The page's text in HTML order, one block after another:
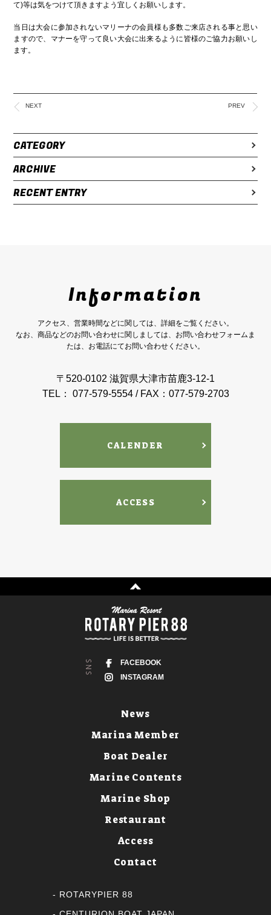
て)等は気をつけて頂きますよう宜しくお願いします。
当日は大会に参加されないマリーナの会員様も多数ご来店される事と思い
ますので、マナーを守って良い大会に出来るように皆様のご協力お願いし
ます。
NEXT PREV
CATEGORY
ARCHIVE
RECENT ENTRY
Information
アクセス、営業時間などに関しては、詳細をご覧ください。
なお、商品などのお問い合わせに関しましては、お問い合わせフォームま
たは、お電話にてお問い合わせください。
〒520-0102 滋賀県大津市苗鹿3-12-1
TEL： 077-579-5554 / FAX：077-579-2703
CALENDER
ACCESS
FACEBOOK
INSTAGRAM
News
Marina Member
Boat Dealer
Marine Contents
Marine Shop
Restaurant
Access
Contact
ROTARYPIER 88